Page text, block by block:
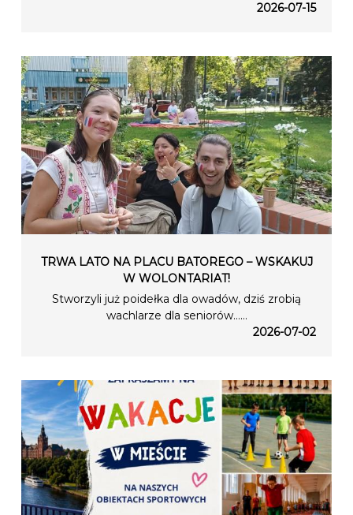
2026-07-15
TRWA LATO NA PLACU BATOREGO – WSKAKUJ
W WOLONTARIAT!
Stworzyli już poidełka dla owadów, dziś zrobią
wachlarze dla seniorów…...
2026-07-02